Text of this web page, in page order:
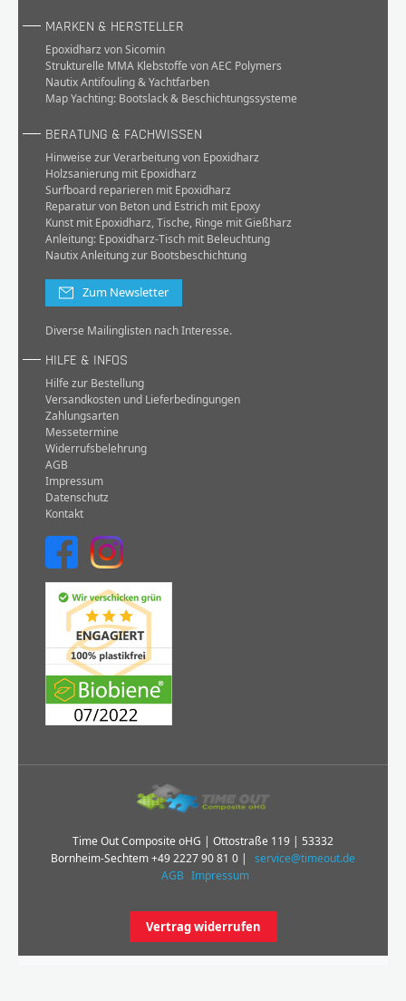
MARKEN & HERSTELLER
Epoxidharz von Sicomin
Strukturelle MMA Klebstoffe von AEC Polymers
Nautix Antifouling & Yachtfarben
Map Yachting: Bootslack & Beschichtungssysteme
BERATUNG & FACHWISSEN
Hinweise zur Verarbeitung von Epoxidharz
Holzsanierung mit Epoxidharz
Surfboard reparieren mit Epoxidharz
Reparatur von Beton und Estrich mit Epoxy
Kunst mit Epoxidharz, Tische, Ringe mit Gießharz
Anleitung: Epoxidharz-Tisch mit Beleuchtung
Nautix Anleitung zur Bootsbeschichtung
Zum Newsletter
Diverse Mailinglisten nach Interesse.
HILFE & INFOS
Hilfe zur Bestellung
Versandkosten und Lieferbedingungen
Zahlungsarten
Messetermine
Widerrufsbelehrung
AGB
Impressum
Datenschutz
Kontakt
Time Out Composite oHG | Ottostraße 119 | 53332
Bornheim-Sechtem+49 2227 90 81 0 |
service@timeout.de
AGB Impressum
Vertrag widerrufen